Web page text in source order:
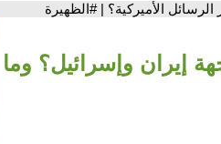
الأميركية؟ | #الظهيرة
إيران وإسرائيل؟ وما